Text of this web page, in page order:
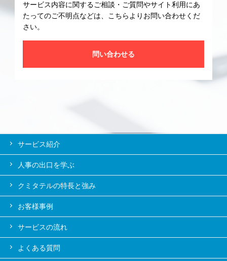
サービス内容に関するご相談・ご質問やサイト利用にあ
たってのご不明点などは、こちらよりお問い合わせくだ
さい。
問い合わせる
サービス紹介
人事の出口を学ぶ
クミタテルの特長と強み
お客様事例
サービスの流れ
よくある質問